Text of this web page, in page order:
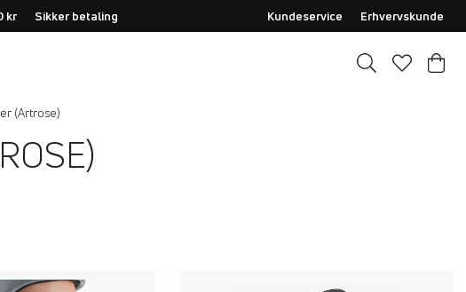
kr Sikker betaling Kundeservice Erhvervskunde
(Artrose)